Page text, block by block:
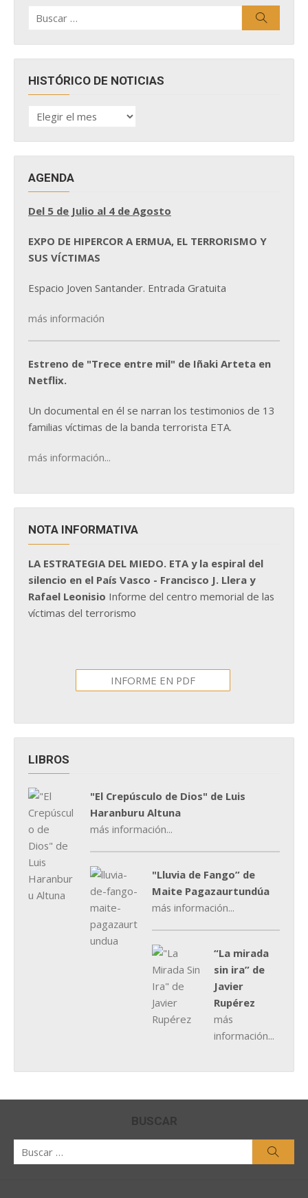
por:
HISTÓRICO DE NOTICIAS
HISTÓRICO
DE
AGENDA
Del 5 de Julio al 4 de Agosto
EXPO DE HIPERCOR A ERMUA, EL TERRORISMO Y
SUS VÍCTIMAS
Espacio Joven Santander. Entrada Gratuita
más información
Estreno de "Trece entre mil" de Iñaki Arteta en
Netflix.
Un documental en él se narran los testimonios de 13
familias víctimas de la banda terrorista ETA.
más información...
NOTA INFORMATIVA
LA ESTRATEGIA DEL MIEDO. ETA y la espiral del
silencio en el País Vasco - Francisco J. Llera y
Rafael Leonisio Informe del centro memorial de las
víctimas del terrorismo
INFORME EN PDF
LIBROS
"El Crepúsculo de Dios" de Luis
Haranburu Altuna
más información...
"Lluvia de Fango” de
Maite Pagazaurtundúa
más información...
“La mirada
sin ira” de
Javier
Rupérez
más
información...
BUSCAR